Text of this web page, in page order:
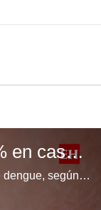
OPS: Honduras registra aumento del 30 % en casos de dengue
Honduras enfrenta un aumento del 30 % en casos sospechosos de dengue, según el último informe de la OPS, mientras la incidencia en el resto de América disminuye significativamente.